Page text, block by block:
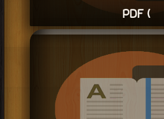
) PDF
قراءة و تحميل كتاب كتاب مدارج الرقي ( شيء من خبر ال والقراءة ) PDF مجانا |
كتب في موقع| التحميل : مرة/مرات